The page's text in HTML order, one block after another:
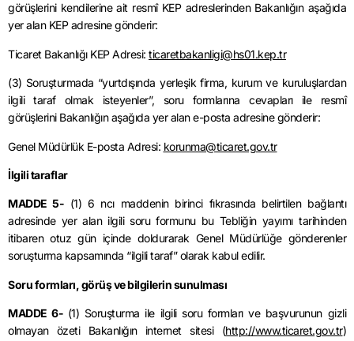
görüşlerini kendilerine ait resmî KEP adreslerinden Bakanlığın aşağıda
yer alan KEP adresine gönderir:
Ticaret Bakanlığı KEP Adresi: ticaretbakanligi@hs01.kep.tr
(3) Soruşturmada “yurtdışında yerleşik firma, kurum ve kuruluşlardan
ilgili taraf olmak isteyenler”, soru formlarına cevapları ile resmî
görüşlerini Bakanlığın aşağıda yer alan e-posta adresine gönderir:
Genel Müdürlük E-posta Adresi: korunma@ticaret.gov.tr
İlgili taraflar
MADDE 5- (1) 6 ncı maddenin birinci fıkrasında belirtilen bağlantı
adresinde yer alan ilgili soru formunu bu Tebliğin yayımı tarihinden
itibaren otuz gün içinde doldurarak Genel Müdürlüğe gönderenler
soruşturma kapsamında “ilgili taraf” olarak kabul edilir.
Soru formları, görüş ve bilgilerin sunulması
MADDE 6- (1) Soruşturma ile ilgili soru formları ve başvurunun gizli
olmayan özeti Bakanlığın internet sitesi (http://www.ticaret.gov.tr)